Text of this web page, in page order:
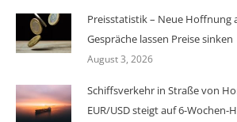
Preisstatistik – Neue Hoffnung
Gespräche lassen Preise sinken
August 3, 2026
Schiffsverkehr in Straße von
EUR/USD steigt auf 6-Wochen-